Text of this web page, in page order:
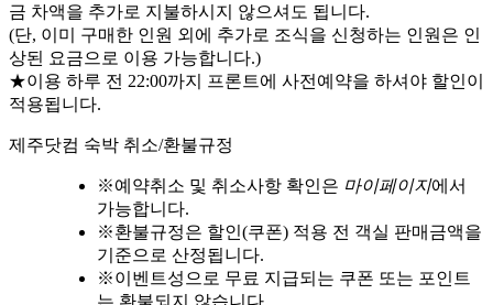
금 차액을 추가로 지불하시지 않으셔도 됩니다.
(단, 이미 구매한 인원 외에 추가로 조식을 신청하는 인원은 인
상된 요금으로 이용 가능합니다.)
★이용 하루 전 22:00까지 프론트에 사전예약을 하셔야 할인이
적용됩니다.
제주닷컴 숙박 취소/환불규정
※예약취소 및 취소사항 확인은 마이페이지에서
가능합니다.
※환불규정은 할인(쿠폰) 적용 전 객실 판매금액을
기준으로 산정됩니다.
※이벤트성으로 무료 지급되는 쿠폰 또는 포인트
는 환불되지 않습니다.